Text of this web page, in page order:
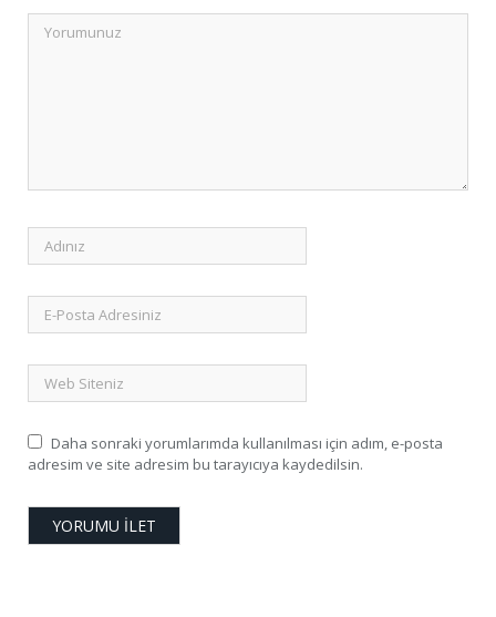
Daha sonraki yorumlarımda kullanılması için adım, e-posta
adresim ve site adresim bu tarayıcıya kaydedilsin.